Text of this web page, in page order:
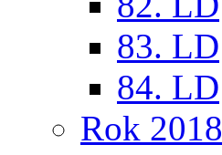
83. LD
84. LD
Rok 2018